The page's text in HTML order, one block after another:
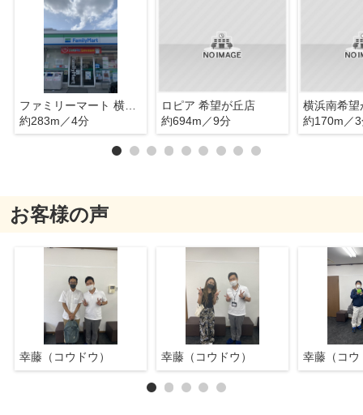
ファミリーマート 横浜希望ヶ丘店
約283m／4分
ロピア 希望が丘店
約694m／9分
横浜南希望
約170m／
お客様の声
幸藤（コウドウ） 幸藤（コウドウ） 幸藤（コウ